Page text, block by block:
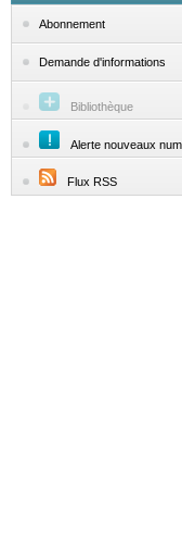
Abonnement
Demande d'informations
Bibliothèque
Alerte nouveaux
Flux RSS